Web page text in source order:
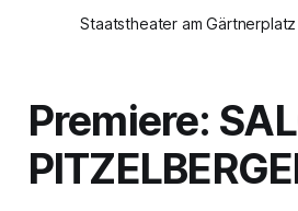
Staatstheater am
Premiere: